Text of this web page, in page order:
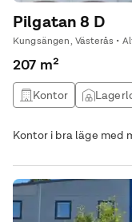
Pilgatan 8 D
Kungsängen, Västerås •
207 m²
Kontor
Kontor i bra läge med